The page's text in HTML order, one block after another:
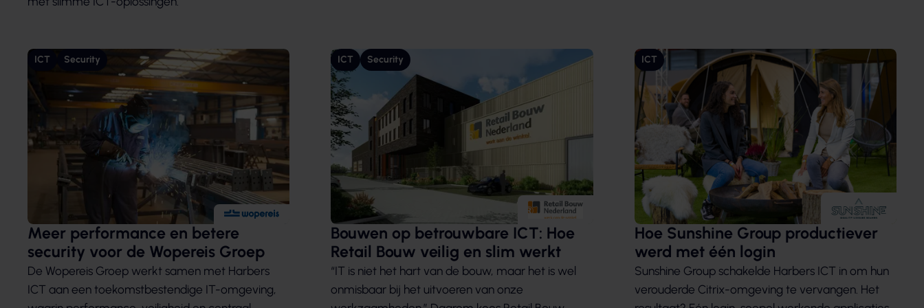
ICT Security
Meer performance en betere
security voor de Wopereis Groep
De Wopereis Groep werkt samen met Harbers
ICT aan een toekomstbestendige IT-omgeving,
ICT Security
Bouwen op betrouwbare ICT: Hoe
Retail Bouw veilig en slim werkt
“IT is niet het hart van de bouw, maar het is wel
onmisbaar bij het uitvoeren van onze
ICT
Hoe Sunshine Group productiever
werd met één login
Sunshine Group schakelde Harbers ICT in om hun
verouderde Citrix-omgeving te vervangen. Het